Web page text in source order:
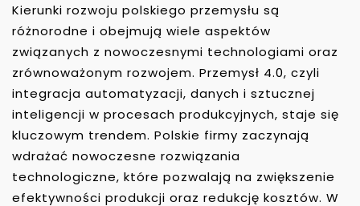
Kierunki rozwoju polskiego przemysłu są
różnorodne i obejmują wiele aspektów
związanych z nowoczesnymi technologiami oraz
zrównoważonym rozwojem. Przemysł 4.0, czyli
integracja automatyzacji, danych i sztucznej
inteligencji w procesach produkcyjnych, staje się
kluczowym trendem. Polskie firmy zaczynają
wdrażać nowoczesne rozwiązania
technologiczne, które pozwalają na zwiększenie
efektywności produkcji oraz redukcję kosztów. W